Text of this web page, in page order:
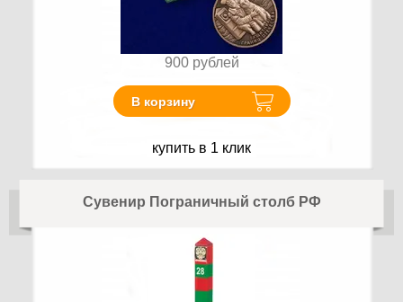
900 рублей
В корзину
купить в 1 клик
Сувенир Пограничный столб РФ